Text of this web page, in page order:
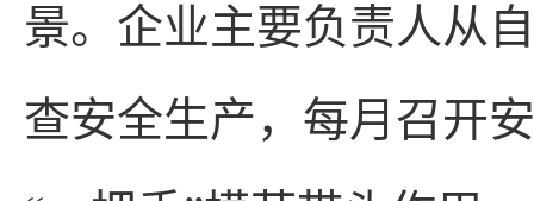
景。企业主要负责人从
查安全生产，每月召开